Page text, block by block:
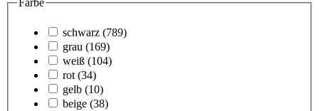
Farbe
schwarz (789)
grau (169)
weiß (104)
rot (34)
gelb (10)
beige (38)